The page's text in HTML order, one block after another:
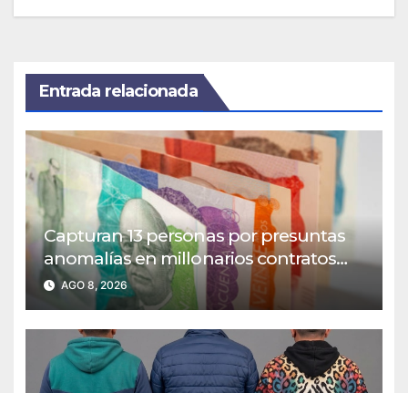
Entrada relacionada
Capturan 13 personas por presuntas
anomalías en millonarios contratos
financiados con recursos de regalías
nacionales
AGO 8, 2026